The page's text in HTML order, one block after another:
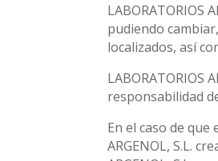
LABORATORIOS
pudiendo
localizados, así
LABORATORIOS
responsabilidad
En el caso de
ARGENOL, S.L.